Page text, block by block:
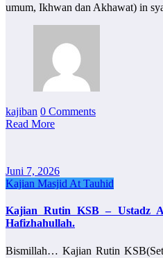
umum, Ikhwan dan Akhawat) in
kajiban 0 Comments
Read More
Juni 7, 2026
Kajian Masjid At Tauhid
Kajian Rutin KSB – Ustadz
Hafizhahullah.
Bismillah… Kajian Rutin